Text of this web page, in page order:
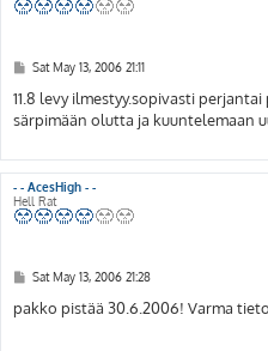
P
s
t
Sat May 13, 2006 21:11
11.8 levy ilmestyy.sopivasti
särpimään olutta ja kuuntelemaan
- - AcesHigh - -
Hell Rat
P
s
t
Sat May 13, 2006 21:28
pakko pistää 30.6.2006! Varma